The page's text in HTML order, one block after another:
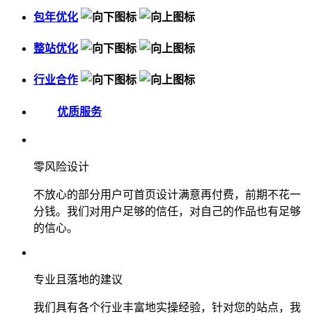
包年优化
整站优化
行业合作
优质服务
零风险设计
不放心的部分用户可首页设计满意再付费，前期不花一
分钱。我们对用户足够的信任，对自己的作品也有足够
的信心。
专业且落地的建议
我们具有各个行业丰富地实操经验，针对您的站点，我